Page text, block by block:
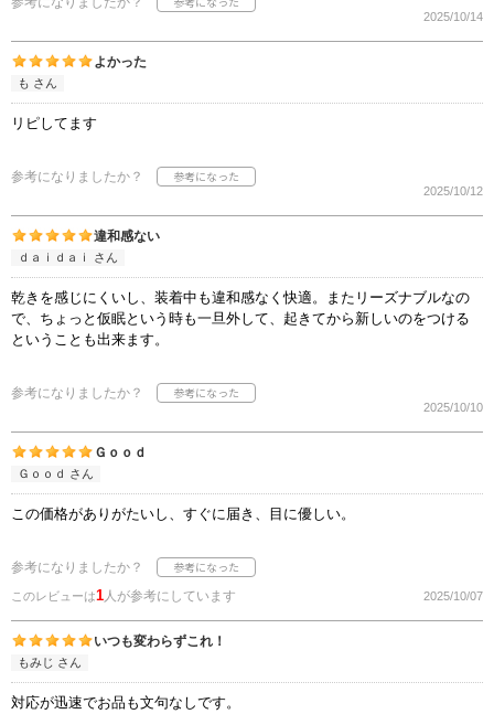
2025/10/14
よかった
も さん
リピしてます
参考になりましたか？
2025/10/12
違和感ない
ｄａｉｄａｉ さん
乾きを感じにくいし、装着中も違和感なく快適。またリーズナブルなの
で、ちょっと仮眠という時も一旦外して、起きてから新しいのをつける
ということも出来ます。
参考になりましたか？
2025/10/10
Ｇｏｏｄ
Ｇｏｏｄ さん
この価格がありがたいし、すぐに届き、目に優しい。
参考になりましたか？
このレビューは1人が参考にしています 2025/10/07
いつも変わらずこれ！
もみじ さん
対応が迅速でお品も文句なしです。